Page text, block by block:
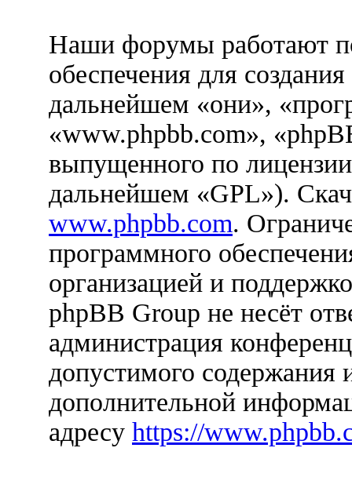
Наши форумы работают
обеспечения для
дальнейшем «они»,
«www.phpbb.com»,
выпущенного по
дальнейшем «GPL»).
www.phpbb.com.
программного
организацией и
phpBB Group не несёт
администрация
допустимого содержания
дополнительной
адресу https://